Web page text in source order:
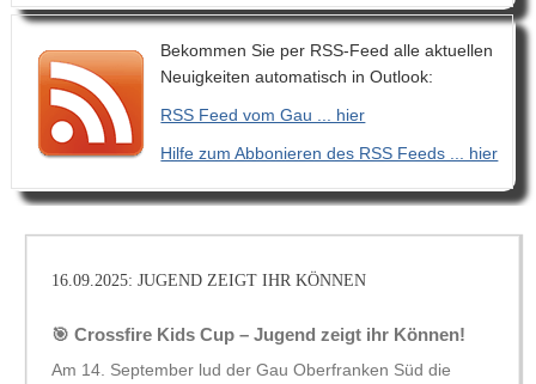
Bekommen Sie per RSS-Feed alle aktuellen
Neuigkeiten automatisch in Outlook:
RSS Feed vom Gau ... hier
Hilfe zum Abbonieren des RSS Feeds ... hier
16.09.2025: JUGEND ZEIGT IHR KÖNNEN
🎯 Crossfire Kids Cup – Jugend zeigt ihr Können!
Am 14. September lud der Gau Oberfranken Süd die